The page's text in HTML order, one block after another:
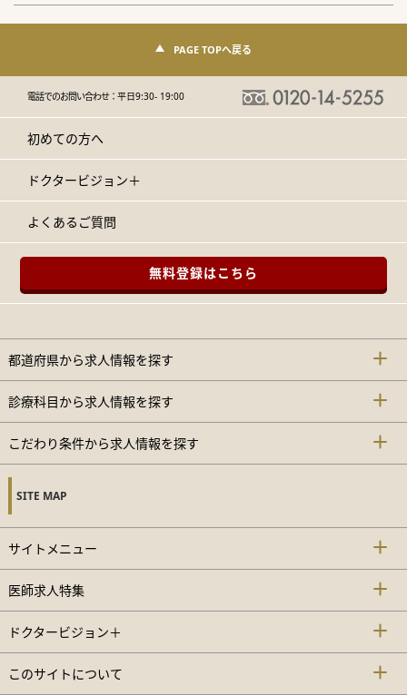
PAGE TOPへ戻る
電話でのお問い合わせ：平日9:30- 19:00
初めての方へ
ドクタービジョン＋
よくあるご質問
無料登録はこちら
都道府県から求人情報を探す
診療科目から求人情報を探す
こだわり条件から求人情報を探す
SITE MAP
サイトメニュー
医師求人特集
ドクタービジョン＋
このサイトについて